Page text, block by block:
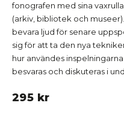
fonografen med sina
(arkiv, bibliotek och
bevara ljud för senare
sig för att ta den nya
hur användes
besvaras och diskuteras i
295 kr